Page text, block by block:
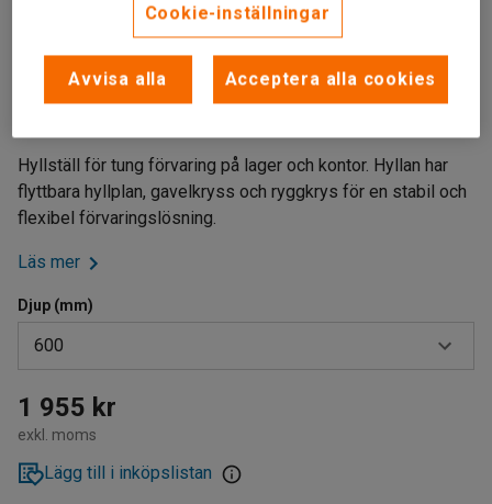
Gavelkryss och ryggkryss
Hyllställ för tung förvaring på lager och kontor. Hyllan har
flyttbara hyllplan, gavelkryss och ryggkrys för en stabil och
flexibel förvaringslösning.
Läs mer
Djup (mm)
600
400
500
600
1 955 kr
exkl. moms
Lägg till i inköpslistan
Cookie-inställningar
Avvisa alla Acceptera alla cookies